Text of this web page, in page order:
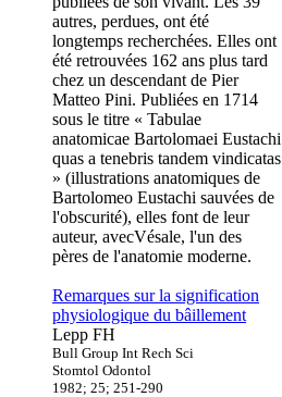
autres, perdues, ont été
longtemps recherchées. Elles ont
été retrouvées 162 ans plus tard
chez un descendant de Pier
Matteo Pini. Publiées en 1714
sous le titre « Tabulae
anatomicae Bartolomaei Eustachi
quas a tenebris tandem vindicatas
» (illustrations anatomiques de
Bartolomeo Eustachi sauvées de
l'obscurité), elles font de leur
auteur, avecVésale, l'un des
pères de l'anatomie moderne.
Remarques sur la signification
physiologique du bâillement
Lepp FH
Bull Group Int Rech Sci
Stomtol Odontol
1982; 25; 251-290